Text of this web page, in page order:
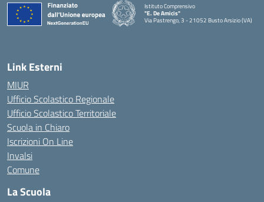
Istituto Comprensivo
"E. De Amicis"
Via Pastrengo, 3 - 21052 Busto Arsizio (VA)
Link Esterni
MIUR
Ufficio Scolastico Regionale
Ufficio Scolastico Territoriale
Scuola in Chiaro
Iscrizioni On Line
Invalsi
Comune
La Scuola